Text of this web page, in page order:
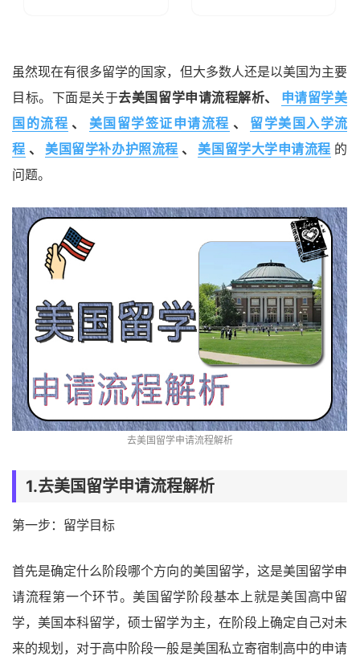
虽然现在有很多留学的国家，但大多数人还是以美国为主要
目标。下面是关于去美国留学申请流程解析、
申请留学美
国的流程 、 美国留学签证申请流程 、
留学美国入学流
程 、 美国留学补办护照流程 、 美国留学大学申请流程 的
问题。
去美国留学申请流程解析
1.去美国留学申请流程解析
第一步：留学目标
首先是确定什么阶段哪个方向的美国留学，这是美国留学申
请流程第一个环节。美国留学阶段基本上就是美国高中留
学，美国本科留学，硕士留学为主，在阶段上确定自己对未
来的规划，对于高中阶段一般是美国私立寄宿制高中的申请